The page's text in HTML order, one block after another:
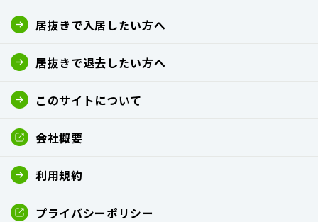
居抜きで入居したい方へ
居抜きで退去したい方へ
このサイトについて
会社概要
利用規約
プライバシーポリシー